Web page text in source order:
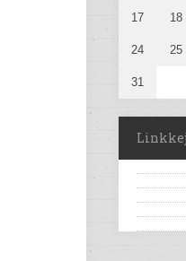
17 18
24 25
31